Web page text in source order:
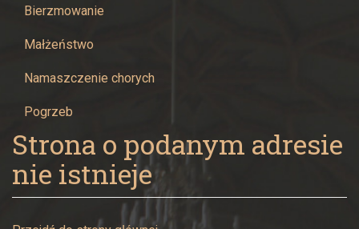
Bierzmowanie
Małżeństwo
Namaszczenie chorych
Pogrzeb
Strona o podanym adresie
nie istnieje